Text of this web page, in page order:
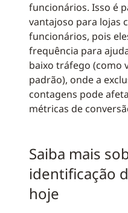
funcionários. Isso é
vantajoso para lojas
funcionários, pois
frequência para
baixo tráfego (como
padrão), onde a
contagens pode
métricas de
Saiba mais
identificação
hoje